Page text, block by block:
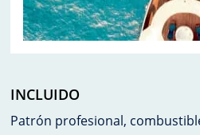
INCLUIDO
Patrón profesional,